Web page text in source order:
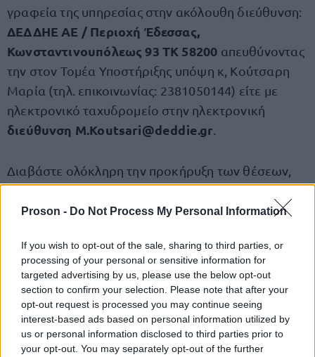
Proson - Do Not Process My Personal Information
If you wish to opt-out of the sale, sharing to third parties, or
processing of your personal or sensitive information for
targeted advertising by us, please use the below opt-out
section to confirm your selection. Please note that after your
opt-out request is processed you may continue seeing
interest-based ads based on personal information utilized by
us or personal information disclosed to third parties prior to
your opt-out. You may separately opt-out of the further
γραφεία της υπηρεσίας στην ακόλουθη διεύθυνση:
ΔΕΔΔΗΕ ΑΕ / Περιοχή Έδεσσας,
Κωνσταντινουπόλεως 93 ΤΚ 58200 απευθύνοντας
την στον Τομέα Υποστήριξης υπόψη κ, Κούτσαρη
Μαρία (τηλ. επικοινωνίας: 2381050144) είτε με
ηλεκτρονικό ταχυδρομείο στην ηλεκτρονική
διεύθυνση M.Koutsari@deddie.gr
Διαβάστε ολόκληρη την προκήρυξη των θέσεων,
ΕΔΩ.
ΑΣΕΠ: Πιστοποίηση Αγγλικών σε
μόνο 2 ημέρες στα χέρια σας